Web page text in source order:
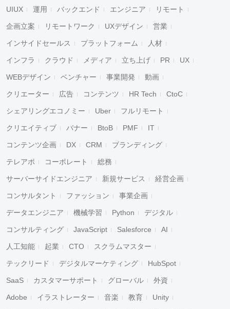
UIUX 運用 バックエンド エンジニア リモート
企画立案 リモートワーク UXデザイン 営業
インサイドセールス プラットフォーム 人材
インフラ クラウド メディア 立ち上げ PR UX
WEBデザイン ベンチャー 事業開発 動画
クリエーター 広告 コンテンツ HR Tech CtoC
シェアリングエコノミー Uber フルリモート
クリエイティブ バナー BtoB PMF IT
コンテンツ企画 DX CRM ブランディング
テレアポ コーポレート 総務
サーバーサイドエンジニア 新規サービス 経営企画
コンサルタント ファッション 事業企画
データエンジニア 機械学習 Python デジタル
コンサルティング JavaScript Salesforce AI
人工知能 起業 CTO スクラムマスター
テックリード デジタルマーケティング HubSpot
SaaS カスタマーサポート グローバル 外資
Adobe イラストレーター 音楽 教育 Unity